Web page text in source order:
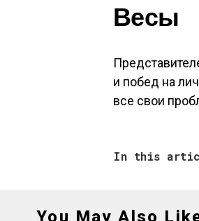
Весы
и побед на
все свои
In this
You May Also